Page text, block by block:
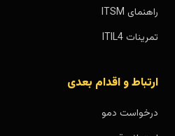
راهنمای ITSM
تمرینات ITIL4
ارتباط و اقدام بعدی
درخواست دمو